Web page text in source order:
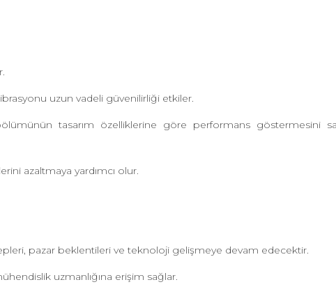
uzun vadeli güvenilirliği etkiler.
tasarım özelliklerine göre performans göstermesini
azaltmaya yardımcı olur.
pazar beklentileri ve teknoloji gelişmeye devam edecektir.
uzmanlığına erişim sağlar.